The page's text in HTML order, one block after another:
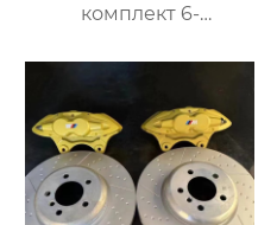
комплект 6-
для Zeek 001 Toyota
F&LOVE F7 xD ARGO